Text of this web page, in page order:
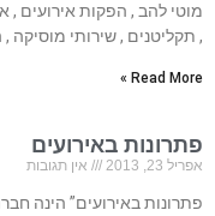
מוטי להב , הפקות אירועים ,
, תקליטנים , שירותי מוסיקה
Read More »
פתרונות באירועים
אפריל 23, 2013 אין תגובות